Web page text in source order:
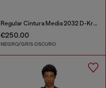
Regular Cintura Media 2032 D-Krooley Joggjeans®
€250.00
NEGRO/GRIS OSCURO